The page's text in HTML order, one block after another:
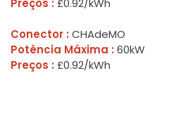
Preços : £0.92/kWh
Conector : CHAdeMO
Potência Máxima : 60kW
Preços : £0.92/kWh